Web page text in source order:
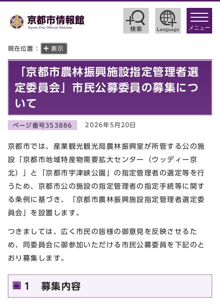
toggle
メニュー
現在位置： 表示
「京都市農林振興施設指定管理者選
定委員会」市民公募委員の募集につ
いて
ページ番号353886 2026年5月20日
京都市では、産業観光観光局農林振興室が所管する公の施
設「京都市地域特産物需要拡大センター（ウッディー京
北）」と「京都市宇津峡公園」の指定管理者の選定等を行
うため、京都市公の施設の指定管理者の指定手続等に関す
る条例に基づき、「京都市農林振興施設指定管理者選定委
員会」を設置します。
つきましては、広く市民の皆様の御意見を反映させるた
め、同委員会に御参加いただける市民公募委員を下記のと
おり募集します。
1 募集内容